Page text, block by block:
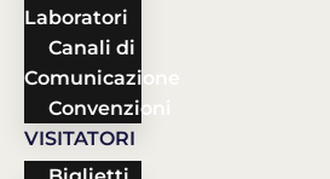
Laboratori
Canali di
Comunicazione
Convenzioni
VISITATORI